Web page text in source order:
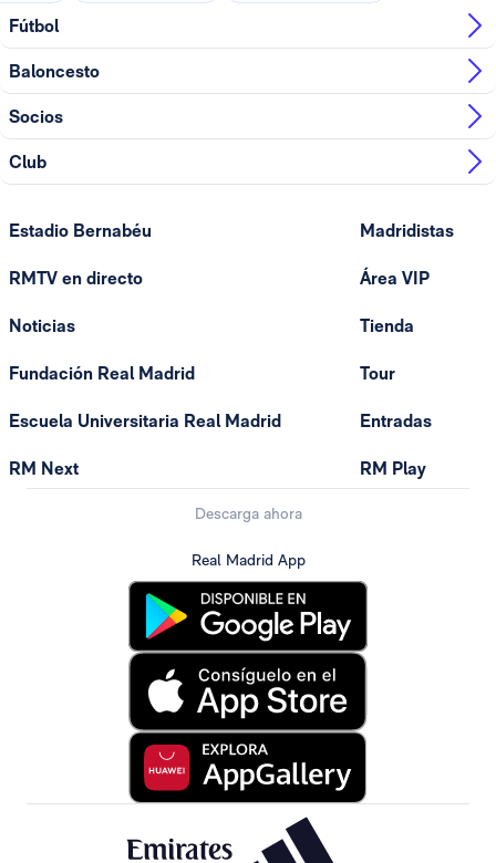
Fútbol
Baloncesto
Socios
Club
Estadio Bernabéu
RMTV en directo
Noticias
Fundación Real Madrid
Escuela Universitaria Real Madrid
RM Next
Madridistas
Área VIP
Tienda
Tour
Entradas
RM Play
Descarga ahora
Real Madrid App